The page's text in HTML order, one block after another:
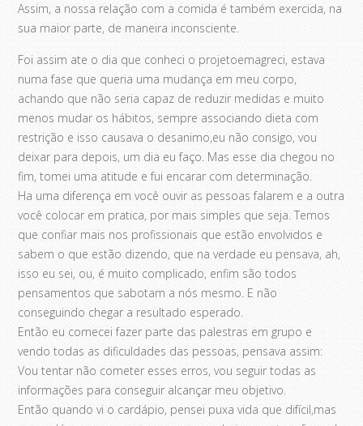
Assim, a nossa relação com a comida é também exercida, na
sua maior parte, de maneira inconsciente.
Foi assim ate o dia que conheci o projetoemagreci, estava
numa fase que queria uma mudança em meu corpo,
achando que não seria capaz de reduzir medidas e muito
menos mudar os hábitos, sempre associando dieta com
restrição e isso causava o desanimo,eu não consigo, vou
deixar para depois, um dia eu faço. Mas esse dia chegou no
fim, tomei uma atitude e fui encarar com determinação.
Ha uma diferença em você ouvir as pessoas falarem e a outra
você colocar em pratica, por mais simples que seja. Temos
que confiar mais nos profissionais que estão envolvidos e
sabem o que estão dizendo, que na verdade eu pensava, ah,
isso eu sei, ou, é muito complicado, enfim são todos
pensamentos que sabotam a nós mesmo. E não
conseguindo chegar a resultado esperado.
Então eu comecei fazer parte das palestras em grupo e
vendo todas as dificuldades das pessoas, pensava assim:
Vou tentar não cometer esses erros, vou seguir todas as
informações para conseguir alcançar meu objetivo.
Então quando vi o cardápio, pensei puxa vida que difícil,mas